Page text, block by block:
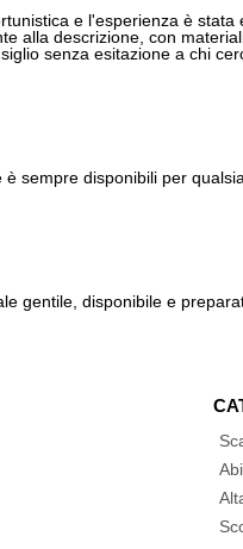
e l'esperienza è
alla descrizione, con
senza esitazione a chi
sempre disponibili per
gentile, disponibile e